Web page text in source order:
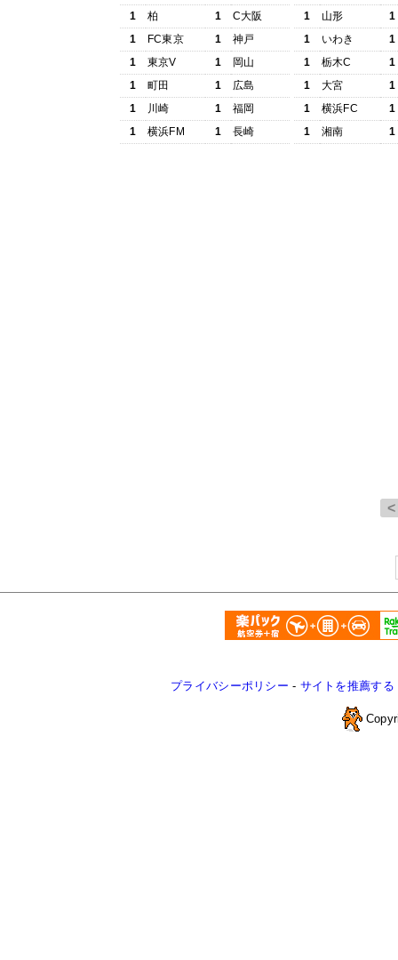
1
柏 1
C大阪
1
FC東京 1
神戸
1
東京V 1
岡山
1
町田 1
広島
1
川崎 1
福岡
1
横浜FM 1 長崎
1
山形
1
1
いわき
1
1
栃木C
1
1
大宮
1
1
横浜FC
1
1
湘南 1
プライバシーポリシー - サイトを推薦する